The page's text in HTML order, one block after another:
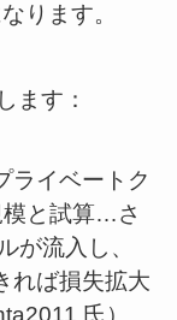
ります。
ます：
ライベートク
模と試算…さ
が流入し、
れば損失拡大
氏）